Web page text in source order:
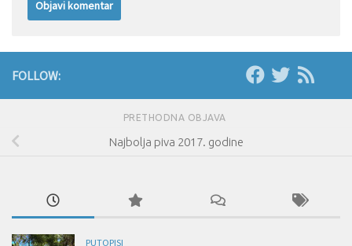
FOLLOW:
PRETHODNA OBJAVA
Najbolja piva 2017. godine
PUTOPISI